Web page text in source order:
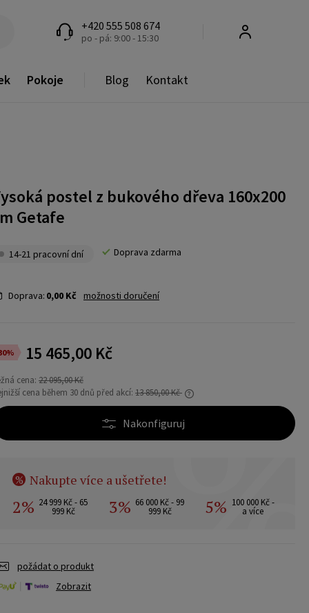
+420 555 508 674
po - pá: 9:00 - 15:30
Pokoje Blog Kontakt
postel z bukového dřeva 160x200
Getafe
14-21 pracovní dní Doprava zdarma
Doprava: 0,00 Kč možnosti doručení
15 465,00 Kč
cena: 22 095,00 Kč
cena během 30 dnů před akcí: 13 850,00 Kč
Pokud se produkt prodává méně než 30 dní,
Nakonfiguruj
% Nakupte více a ušetřete!
2% 24 999 Kč - 65
999 Kč 3% 66 000 Kč - 99
999 Kč 5% 100 000 Kč -
a více
požádat o produkt
Zobrazit